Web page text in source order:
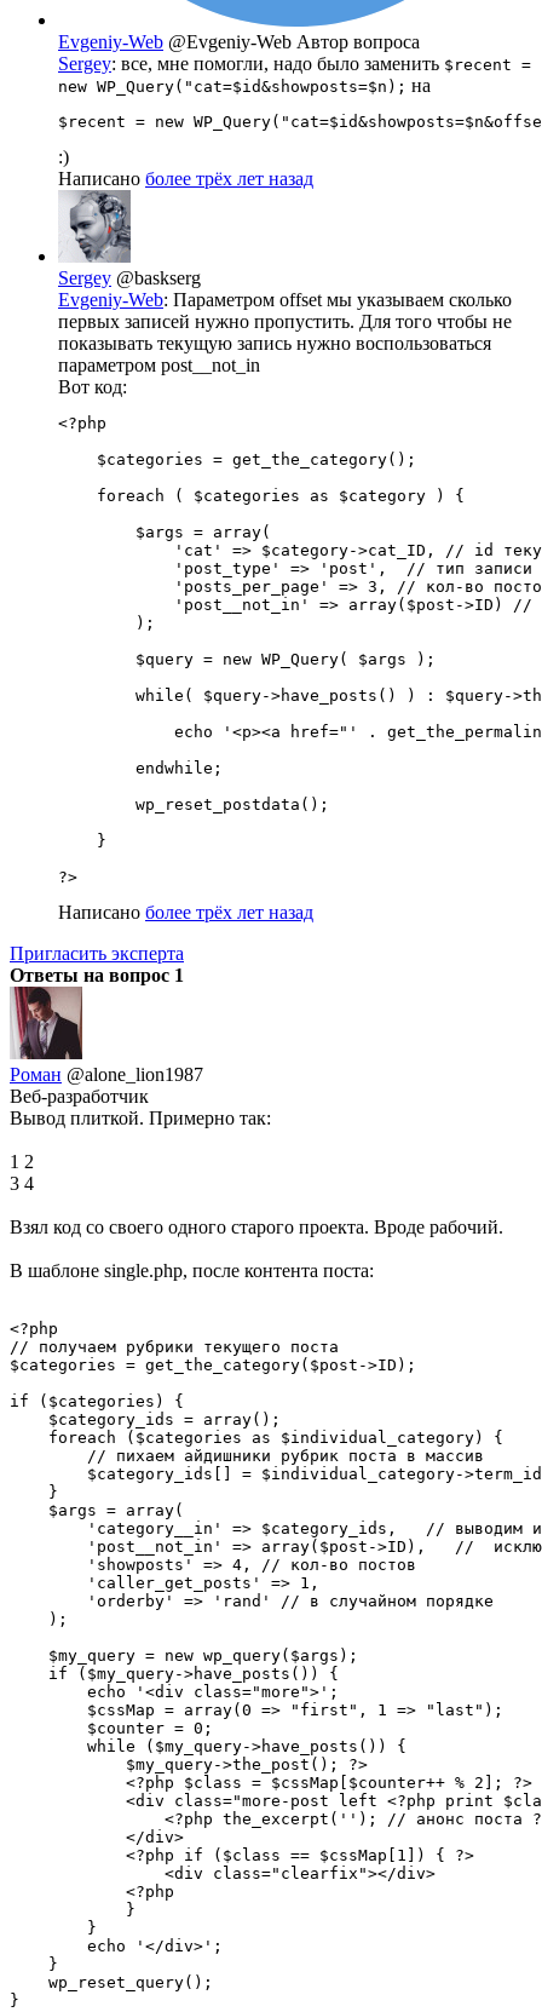
Evgeniy-Web @Evgeniy-Web Автор вопроса
Sergey: все, мне помогли, надо было заменить $recent =
new WP_Query("cat=$id&showposts=$n); на
$recent = new
:)
Написано более трёх лет назад
Sergey @baskserg
Evgeniy-Web: Параметром offset мы указываем сколько
первых записей нужно пропустить. Для того чтобы не
показывать текущую запись нужно воспользоваться
параметром post__not_in
Вот код:
<?php
    $categories = get_the_category();
    foreach ( $categories as $category ) {
        $args = array(
'cat' => $category->cat_ID, // id
            'post_type' => 'post',  // тип записи
'posts_per_page' => 3, // кол-во
'post__not_in' => array($post->ID)
        );
        $query = new WP_Query( $args );
while( $query->have_posts() ) : $query-
echo '<p><a href="' .
        endwhile;
        wp_reset_postdata();
    }
?>
Написано более трёх лет назад
Пригласить эксперта
Ответы на вопрос 1
Роман @alone_lion1987
Веб-разработчик
Вывод плиткой. Примерно так:
1 2
3 4
Взял код со своего одного старого проекта. Вроде рабочий.
В шаблоне single.php, после контента поста:
<?php
// получаем рубрики текущего поста
$categories = get_the_category($post->ID);
if ($categories) {
    $category_ids = array();
    foreach ($categories as $individual_category) {
        // пихаем айдишники рубрик поста в массив
$category_ids[] = $individual_category-
    }
    $args = array(
'category__in' => $category_ids,   // выводим
'post__not_in' => array($post->ID),   //
        'showposts' => 4, // кол-во постов
        'caller_get_posts' => 1,
        'orderby' => 'rand' // в случайном порядке
    );
    $my_query = new wp_query($args);
    if ($my_query->have_posts()) {
        echo '<div class="more">';
        $cssMap = array(0 => "first", 1 => "last");
        $counter = 0;
        while ($my_query->have_posts()) {
            $my_query->the_post(); ?>
            <?php $class = $cssMap[$counter++ % 2]; ?>
<div class="more-post left <?php print
<?php the_excerpt(''); // анонс поста
            </div>
            <?php if ($class == $cssMap[1]) { ?>
                <div class="clearfix"></div>
            <?php
            }
        }
        echo '</div>';
    }
    wp_reset_query();
}